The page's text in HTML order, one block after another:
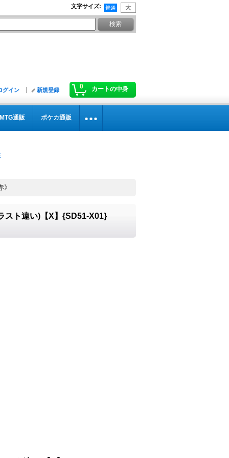
文字サイズ:
0 カートの中身
グイン 新規登録
MTG通販 ポケカ通販
スト違い)【X】{SD51-X01}